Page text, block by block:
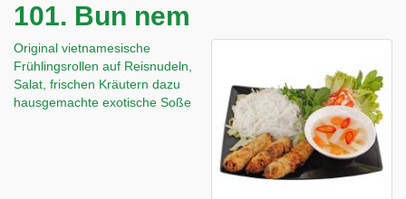
101. Bun nem
Original vietnamesische
Frühlingsrollen auf Reisnudeln,
Salat, frischen Kräutern dazu
hausgemachte exotische Soße